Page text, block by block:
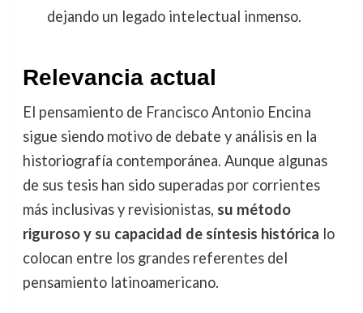
dejando un legado intelectual inmenso.
Relevancia actual
El pensamiento de Francisco Antonio Encina
sigue siendo motivo de debate y análisis en la
historiografía contemporánea. Aunque algunas
de sus tesis han sido superadas por corrientes
más inclusivas y revisionistas, su método
riguroso y su capacidad de síntesis histórica lo
colocan entre los grandes referentes del
pensamiento latinoamericano.